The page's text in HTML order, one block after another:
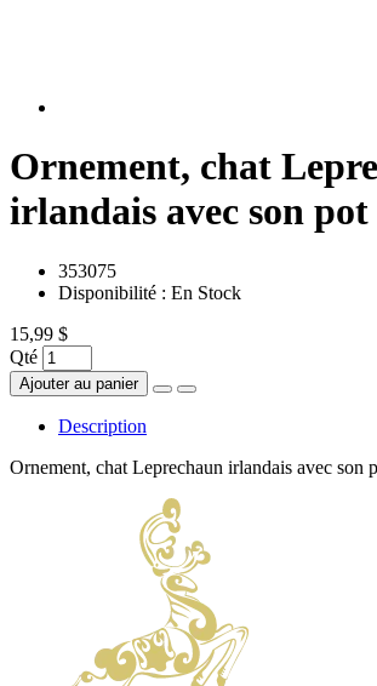
Ornement, chat
irlandais avec son
353075
Disponibilité : En Stock
15,99 $
Qté
Ajouter au panier
Description
Ornement, chat Leprechaun irlandais avec son